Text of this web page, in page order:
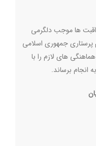
ها موجب دلگرمی
جمهوری اسلامی
های لازم را با
انجام برساند.